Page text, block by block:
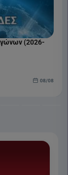
(2026-
08/08